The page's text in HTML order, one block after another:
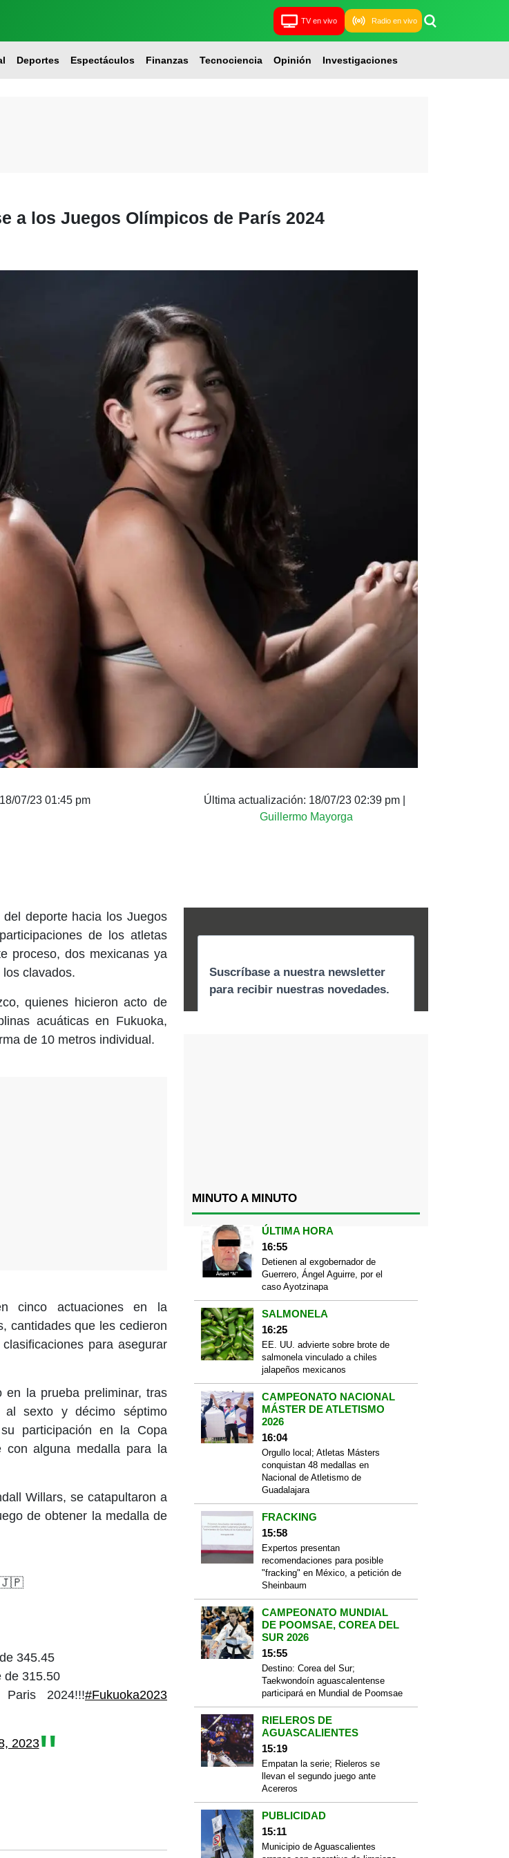
TV en vivo Radio en vivo
Deportes Espectáculos Finanzas Tecnociencia Opinión Investigaciones
a los Juegos Olímpicos de París 2024
18/07/23 01:45 pm Última actualización: 18/07/23 02:39 pm
Guillermo Mayorga
deporte hacia los Juegos
de los atletas
proceso, dos mexicanas ya
clavados.
quienes hicieron acto de
acuáticas en Fukuoka,
de 10 metros individual.
cinco actuaciones en la
cantidades que les cedieron
para asegurar
en la prueba preliminar, tras
al sexto y décimo séptimo
participación en la Copa
con alguna medalla para la
Willars, se catapultaron a
de obtener la medalla de
🇯🇵
345.45
315.50
2024!!!#Fukuoka2023
2023
MINUTO A MINUTO
ÚLTIMA HORA
16:55
Detienen al exgobernador de
Guerrero, Ángel Aguirre, por el
caso Ayotzinapa
SALMONELA
16:25
EE. UU. advierte sobre brote de
salmonela vinculado a chiles
jalapeños mexicanos
CAMPEONATO NACIONAL
MÁSTER DE ATLETISMO
2026
16:04
Orgullo local; Atletas Másters
conquistan 48 medallas en
Nacional de Atletismo de
Guadalajara
FRACKING
15:58
Expertos presentan
recomendaciones para posible
"fracking" en México, a petición de
Sheinbaum
CAMPEONATO MUNDIAL
DE POOMSAE, COREA DEL
SUR 2026
15:55
Destino: Corea del Sur;
Taekwondoín aguascalentense
participará en Mundial de Poomsae
RIELEROS DE
AGUASCALIENTES
15:19
Empatan la serie; Rieleros se
llevan el segundo juego ante
Acereros
PUBLICIDAD
15:11
Municipio de Aguascalientes